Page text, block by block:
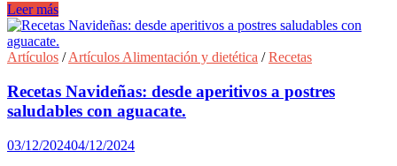
Recetas
de
smoothies
con
de
otoño.
Leer más
Artículos /Artículos Alimentación y dietética /Recetas
Recetas Navideñas: desde aperitivos a postres
saludables con aguacate.
03/12/202404/12/2024